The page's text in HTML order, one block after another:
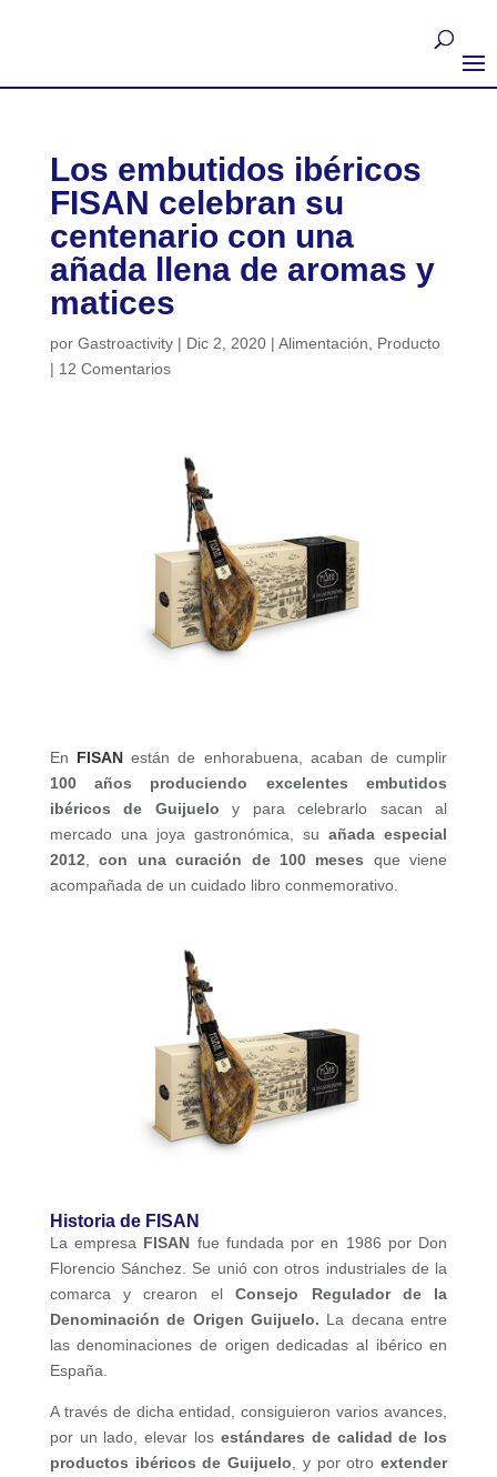
Los embutidos ibéricos
FISAN celebran su
centenario con una
añada llena de aromas y
matices
por Gastroactivity| Dic 2, 2020| Alimentación
Producto
| 12 Comentarios
En FISAN están de enhorabuena, acaban de cumplir
100 años produciendo excelentes embutidos
ibéricos de Guijuelo y para celebrarlo sacan al
mercado una joya gastronómica, suañada especial
2012 ,con una curación de 100 meses que viene
acompañada de un cuidado libro conmemorativo.
Historia de FISAN
La empresa FISAN fue fundada por en 1986 por Don
Florencio Sánchez. Se unió con otros industriales de la
comarca y crearon elConsejo Regulador de la
Denominación de Origen Guijuelo. La decana entre
las denominaciones de origen dedicadas al ibérico en
España.
A través de dicha entidad, consiguieron varios avances,
por un lado, elevar los estándares de calidad de los
productos ibéricos de Guijuelo , y por otroextender